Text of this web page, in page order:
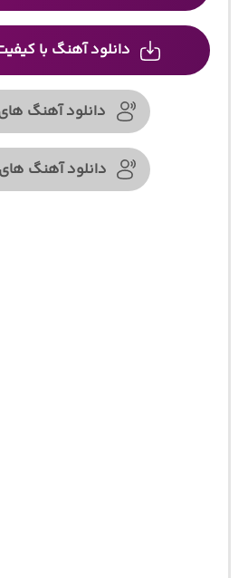
دانلود آهنگ با کیفیت
دانلود آهنگ
دانلود آهنگ